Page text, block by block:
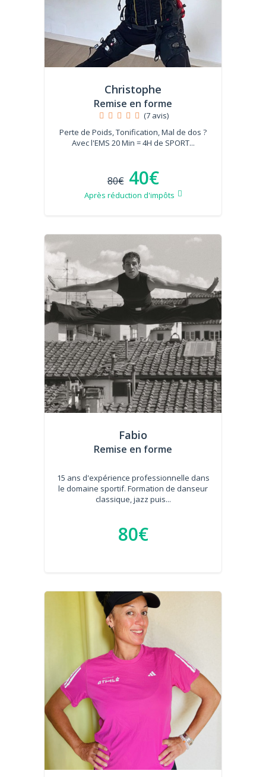
Christophe
Remise en forme
(7 avis)
Perte de Poids, Tonification, Mal de dos ?
Avec l'EMS 20 Min = 4H de SPORT...
80€ 40€
Après réduction d'impôts
Fabio
Remise en forme
15 ans d'expérience professionnelle dans
le domaine sportif. Formation de danseur
classique, jazz puis...
80€